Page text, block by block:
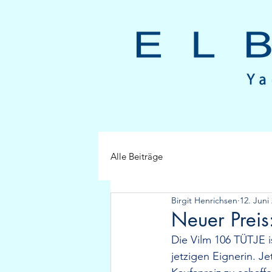
Alle Beiträge
Neuer
Birgit Henrichsen 12. Juni
Die Vilm 106
jetzigen Eignerin.